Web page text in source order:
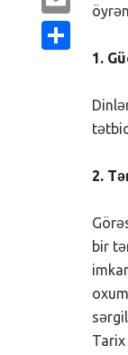
1.
2.
bir
Email